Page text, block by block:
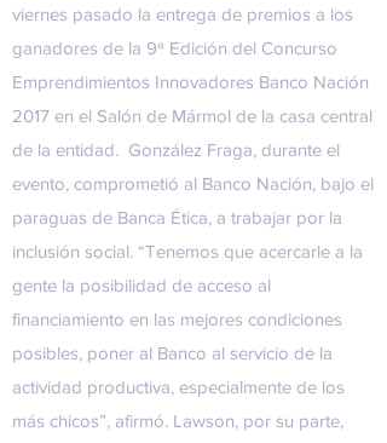
viernes pasado la entrega de premios a los
ganadores de la 9ª Edición del Concurso
Emprendimientos Innovadores Banco Nación
2017 en el Salón de Mármol de la casa central
de la entidad. González Fraga, durante el
evento, comprometió al Banco Nación, bajo el
paraguas de Banca Ética, a trabajar por la
inclusión social. “Tenemos que acercarle a la
gente la posibilidad de acceso al
financiamiento en las mejores condiciones
posibles, poner al Banco al servicio de la
actividad productiva, especialmente de los
más chicos”, afirmó. Lawson, por su parte,